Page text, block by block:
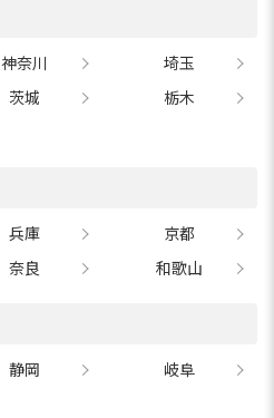
神奈川
埼玉
茨城
栃木
兵庫
京都
奈良 和歌山
静岡
岐阜